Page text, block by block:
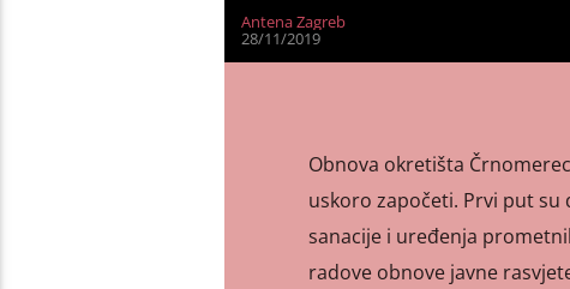
Antena Zagreb
28/11/2019
Obnova okretišta
uskoro započeti. Prvi put
sanacije i uređenja
radove obnove javne